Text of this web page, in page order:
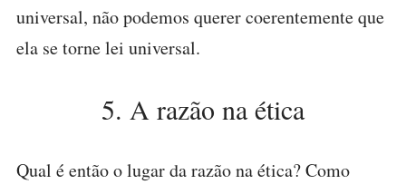
universal, não podemos querer coerentemente que
ela se torne lei universal.
5. A razão na ética
Qual é então o lugar da razão na ética? Como